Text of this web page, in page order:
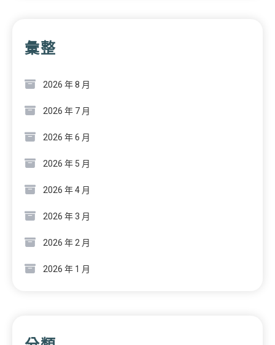
彙整
2026 年 8 月
2026 年 7 月
2026 年 6 月
2026 年 5 月
2026 年 4 月
2026 年 3 月
2026 年 2 月
2026 年 1 月